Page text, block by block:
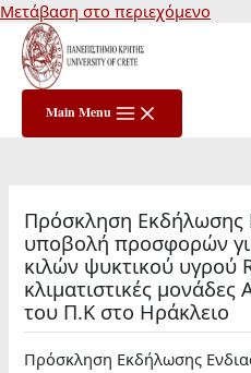
Μετάβαση στο περιεχόμενο
Main Menu
Πρόσκληση Εκδήλωσης
υποβολή προσφορών
κιλών ψυκτικού υγρού
κλιματιστικές μονάδες
του Π.Κ στο Ηράκλειο
Πρόσκληση Εκδήλωσης